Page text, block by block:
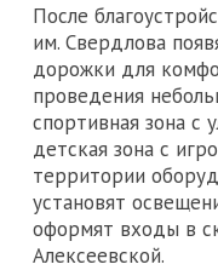
После
им. Свердлова
дорожки для
проведения
спортивная зона с
детская зона с
территории
установят
оформят входы в
Алексеевской.